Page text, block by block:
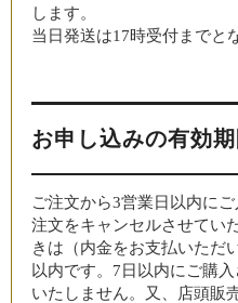
します。
当日発送は17時受付までと
お申し込みの有効
ご注文から3営業日以内に
注文をキャンセルさせてい
きは（内金をお支払いただ
以内です。7日以内にご購
いたしません。又、店頭販